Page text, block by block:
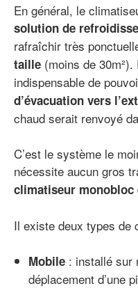
En général, le
solution de
rafraîchir très
taille (moins de
indispensable de
d’évacuation vers
chaud serait renvoyé
C’est le système le
nécessite aucun gros
climatiseur monobloc
Il existe deux types de
Mobile : installé sur
déplacement d’une